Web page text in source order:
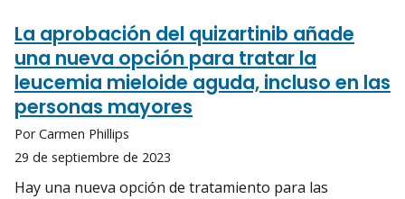
La aprobación del quizartinib añade
una nueva opción para tratar la
leucemia mieloide aguda, incluso en las
personas mayores
Por Carmen Phillips
29 de septiembre de 2023
Hay una nueva opción de tratamiento para las